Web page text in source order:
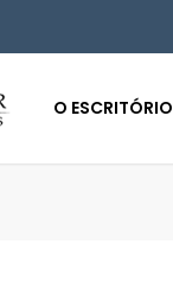
O ESCRITÓRIO